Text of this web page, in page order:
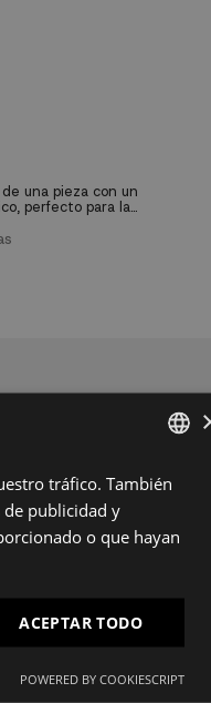
una pieza con un
perfecto para la
confort necesario para
de escritorio que
puedes poner
es mejor opción elegir
menos.
SPANISH
tráfico. También
publicidad y
o que hayan
ACEPTAR TODO
POWERED BY COOKIESCRIPT